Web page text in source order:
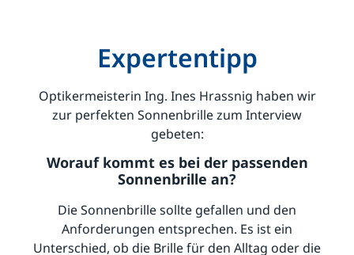
Expertentipp
Optikermeisterin Ing. Ines Hrassnig haben wir
zur perfekten Sonnenbrille zum Interview
gebeten:
Worauf kommt es bei der passenden
Sonnenbrille an?
Die Sonnenbrille sollte gefallen und den
Anforderungen entsprechen. Es ist ein
Unterschied, ob die Brille für den Alltag oder die